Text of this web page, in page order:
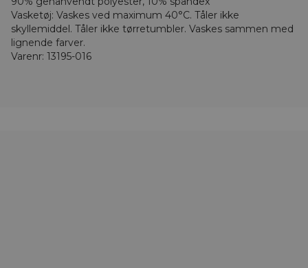
Vasketøj: Vaskes ved maximum 40°C. Tåler ikke
skyllemiddel. Tåler ikke tørretumbler. Vaskes sammen med
lignende farver.
Varenr: 13195-016